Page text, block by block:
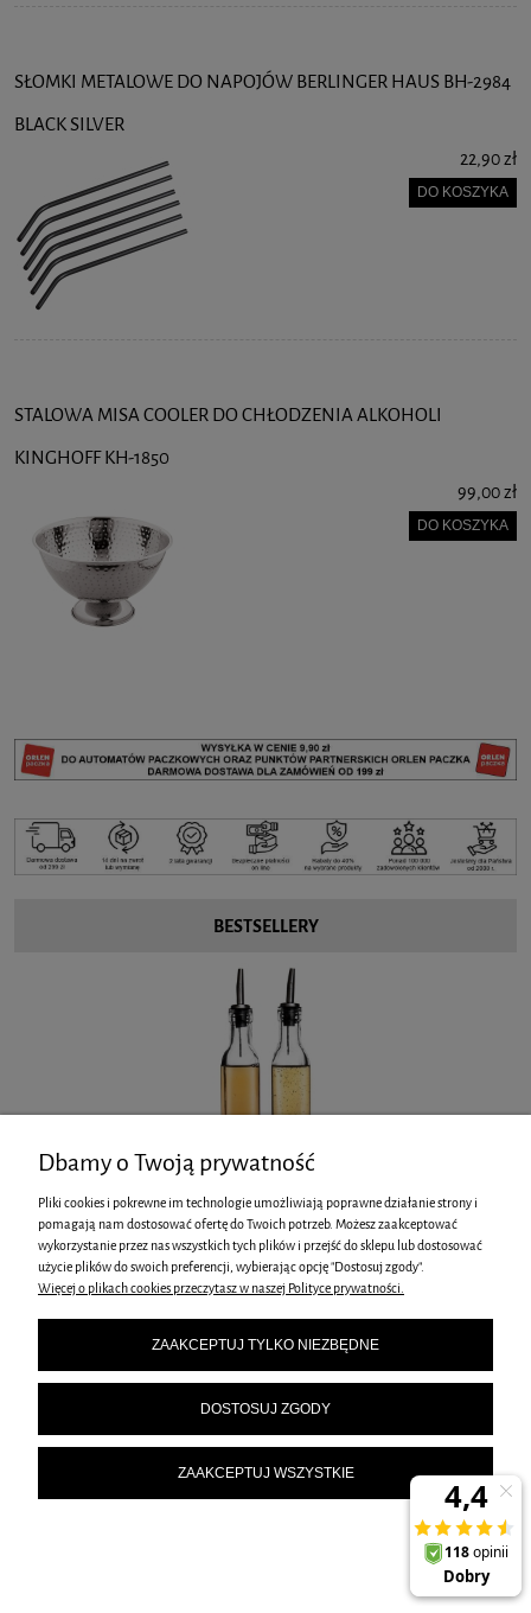
SŁOMKI METALOWE DO NAPOJÓW BERLINGER HAUS BH-2984
BLACK SILVER
22,90 zł
DO KOSZYKA
STALOWA MISA COOLER DO CHŁODZENIA ALKOHOLI
KINGHOFF KH-1850
99,00 zł
DO KOSZYKA
BESTSELLERY
BUTELKI 300ML DOZOWNIK DO OLIWY OCTU BALSAMICZNEGO
Cena regularna:55,00 zł
Najniższa cena:45,00 zł
DO KOSZYKA
Dbamy o Twoją prywatność
Pliki cookies i pokrewne im technologie umożliwiają poprawne działanie strony i
pomagają nam dostosować ofertę do Twoich potrzeb. Możesz zaakceptować
wykorzystanie przez nas wszystkich tych plików i przejść do sklepu lub dostosować
użycie plików do swoich preferencji, wybierając opcję "Dostosuj zgody".
Więcej o plikach cookies przeczytasz w naszej Polityce prywatności.
ZAAKCEPTUJ TYLKO NIEZBĘDNE
DOSTOSUJ ZGODY
ZAAKCEPTUJ WSZYSTKIE